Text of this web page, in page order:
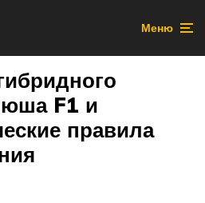
Меню
F1 и
правила